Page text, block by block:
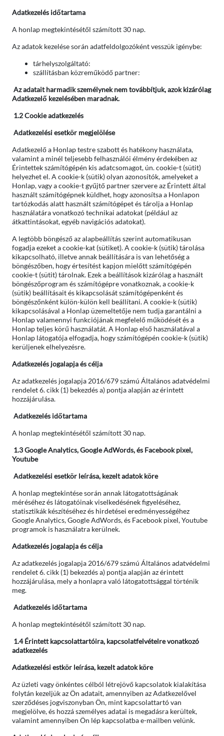
Adatkezelés időtartama
A honlap megtekintésétől számított 30 nap.
Az adatok kezelése során adatfeldolgozóként vesszük igénybe:
tárhelyszolgáltató:
szállításban közreműködő partner:
Azadatait harmadik személynek nem továbbítjuk, azok kizárólag
Adatkezelő kezelésében maradnak.
1.2Cookie adatkezelés
Adatkezelési esetkör megjelölése
Adatkezelő a Honlap testre szabott és hatékony használata,
valamint a minél teljesebb felhasználói élmény érdekében az
Érintettek számítógépén kis adatcsomagot, ún. cookie-t (sütit)
helyezhet el. A cookie-k (sütik) olyan azonosítók, amelyeket a
Honlap, vagy a cookie-t gyűjtő partner szervere az Érintett által
használt számítógépnek küldhet, hogy azonosítsa a Honlapon
tartózkodás alatt használt számítógépet és tárolja a Honlap
használatára vonatkozó technikai adatokat (például az
átkattintásokat, egyéb navigációs adatokat).
A legtöbb böngésző az alapbeállítás szerint automatikusan
fogadja ezeket a cookie-kat (sütiket). A cookie-k (sütik) tárolása
kikapcsolható, illetve annak beállítására is van lehetőség a
böngészőben, hogy értesítést kapjon mielőtt számítógépén
cookie-t (sütit) tárolnak. Ezek a beállítások kizárólag a használt
böngészőprogram és számítógépre vonatkoznak, a cookie-k
(sütik) beállításait és kikapcsolását számítógépenként és
böngészőnként külön-külön kell beállítani. A cookie-k (sütik)
kikapcsolásával a Honlap üzemeltetője nem tudja garantálni a
Honlap valamennyi funkciójának megfelelő működését és a
Honlap teljes körű használatát. A Honlap első használatával a
Honlap látogatója elfogadja, hogy számítógépén cookie-k (sütik)
kerüljenek elhelyezésre.
Adatkezelés jogalapja és célja
Az adatkezelés jogalapja 2016/679 számú Általános adatvédelmi
rendelet 6. cikk (1) bekezdés a) pontja alapján az érintett
hozzájárulása.
Adatkezelés időtartama
A honlap megtekintésétől számított 30 nap.
1.3 Google Analytics, Google AdWords, és Facebook pixel,
Youtube
Adatkezelési esetkör leírása, kezelt adatok köre
A honlap megtekintése során annak látogatottságának
méréséhez és látogatóinak viselkedésének figyeléséhez,
statisztikák készítéséhez és hirdetései eredményességéhez
Google Analytics, Google AdWords, és Facebook pixel, Youtube
programok is használatra kerülnek.
Adatkezelés jogalapja és célja
Az adatkezelés jogalapja 2016/679 számú Általános adatvédelmi
rendelet 6. cikk (1) bekezdés a) pontja alapján az érintett
hozzájárulása, mely a honlapra való látogatottsággal történik
meg.
Adatkezelés időtartama
A honlap megtekintésétől számított 30 nap.
1.4 Érintett kapcsolattartóira, kapcsolatfelvételre vonatkozó
adatkezelés
Adatkezelési estkör leírása, kezelt adatok köre
Az üzleti vagy önkéntes célból létrejövő kapcsolatok kialakítása
folytán kezeljük az Ön adatait, amennyiben az Adatkezelővel
szerződéses jogviszonyban Ön, mint kapcsolattartó van
megjelölve, és hozzá személyes adatai is megadásra kerültek,
valamint amennyiben Ön lép kapcsolatba e-mailben velünk.